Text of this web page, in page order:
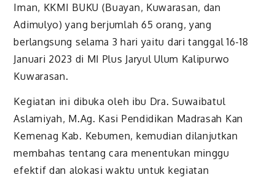
Iman, KKMI BUKU (Buayan, Kuwarasan, dan
Adimulyo) yang berjumlah 65 orang, yang
berlangsung selama 3 hari yaitu dari tanggal 16-18
Januari 2023 di MI Plus Jaryul Ulum Kalipurwo
Kuwarasan.
Kegiatan ini dibuka oleh ibu Dra. Suwaibatul
Aslamiyah, M.Ag. Kasi Pendidikan Madrasah Kan
Kemenag Kab. Kebumen, kemudian dilanjutkan
membahas tentang cara menentukan minggu
efektif dan alokasi waktu untuk kegiatan